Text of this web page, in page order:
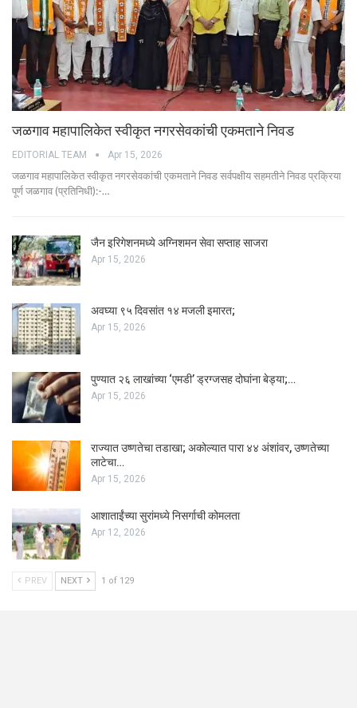
जळगाव महापालिकेत स्वीकृत नगरसेवकांची एकमताने निवड
EDITORIAL TEAM Apr 15, 2026
जळगाव महापालिकेत स्वीकृत नगरसेवकांची एकमताने निवड सर्वपक्षीय सहमतीने निवड प्रक्रिया
पूर्ण जळगाव (प्रतिनिधी):-…
जैन इरिगेशनमध्ये अग्निशमन सेवा सप्ताह साजरा
Apr 15, 2026
अवघ्या ९५ दिवसांत १४ मजली इमारत;
Apr 15, 2026
पुण्यात २६ लाखांच्या ‘एमडी’ ड्रग्जसह दोघांना बेड्या;…
Apr 15, 2026
राज्यात उष्णतेचा तडाखा; अकोल्यात पारा ४४ अंशांवर, उष्णतेच्या
लाटेचा…
Apr 15, 2026
आशाताईंच्या सुरांमध्ये निसर्गाची कोमलता
Apr 12, 2026
PREV NEXT 1 of 129